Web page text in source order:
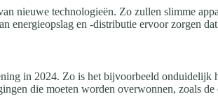
nieuwe technologieën. Zo zullen slimme
energieopslag en -distributie ervoor zorgen
in 2024. Zo is het bijvoorbeeld
die moeten worden overwonnen, zoals